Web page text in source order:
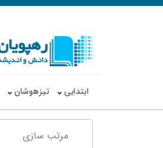
ابتدایی تیزهوشان
مرتب سازی